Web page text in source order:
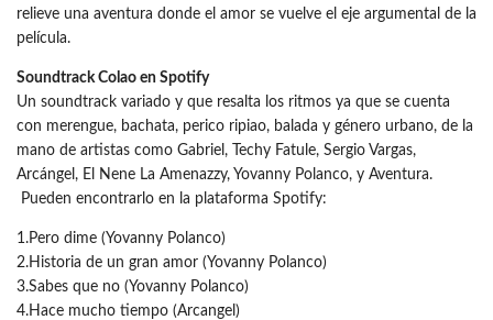
relieve una aventura donde el amor se vuelve el eje argumental de la
película.
Soundtrack Colao en Spotify
Un soundtrack variado y que resalta los ritmos ya que se cuenta
con merengue, bachata, perico ripiao, balada y género urbano, de la
mano de artistas como Gabriel, Techy Fatule, Sergio Vargas,
Arcángel, El Nene La Amenazzy, Yovanny Polanco, y Aventura.
Pueden encontrarlo en la plataforma Spotify:
1.Pero dime (Yovanny Polanco)
2.Historia de un gran amor (Yovanny Polanco)
3.Sabes que no (Yovanny Polanco)
4.Hace mucho tiempo (Arcangel)